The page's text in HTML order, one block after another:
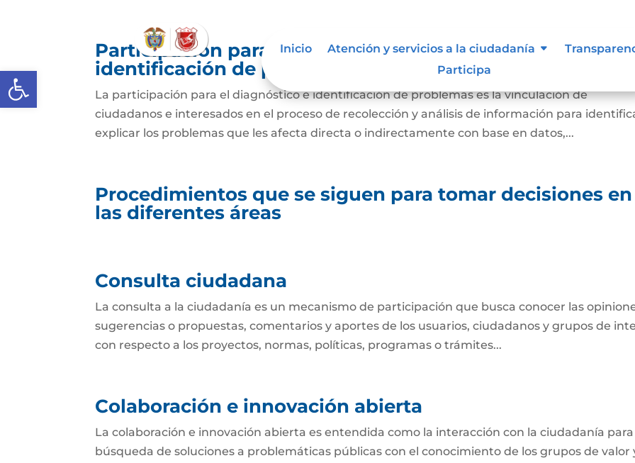
Abrir barra de herramientas
Inicio Atención y servicios a la ciudadanía
Participa
Participación para el diagnóstico de necesidades e
identificación de problemas.
La participación para el diagnóstico e identificación de problemas es la vinculación de
ciudadanos e interesados en el proceso de recolección y análisis de información para
explicar los problemas que les afecta directa o indirectamente con base en datos,...
Procedimientos que se siguen para tomar decisiones en
las diferentes áreas
Consulta ciudadana
La consulta a la ciudadanía es un mecanismo de participación que busca conocer las
sugerencias o propuestas, comentarios y aportes de los usuarios, ciudadanos y grupos de
con respecto a los proyectos, normas, políticas, programas o trámites...
Colaboración e innovación abierta
La colaboración e innovación abierta es entendida como la interacción con la ciudadanía
búsqueda de soluciones a problemáticas públicas con el conocimiento de los grupos de valor